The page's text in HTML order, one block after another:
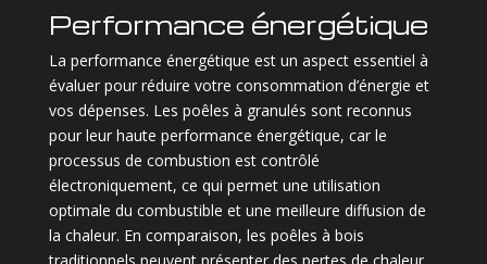
Performance énergétique
La performance énergétique est un aspect essentiel à
évaluer pour réduire votre consommation d’énergie et
vos dépenses. Les poêles à granulés sont reconnus
pour leur haute performance énergétique, car le
processus de combustion est contrôlé
électroniquement, ce qui permet une utilisation
optimale du combustible et une meilleure diffusion de
la chaleur. En comparaison, les poêles à bois
traditionnels peuvent présenter des pertes de chaleur